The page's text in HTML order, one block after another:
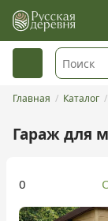
Главная Каталог
Гараж для
0